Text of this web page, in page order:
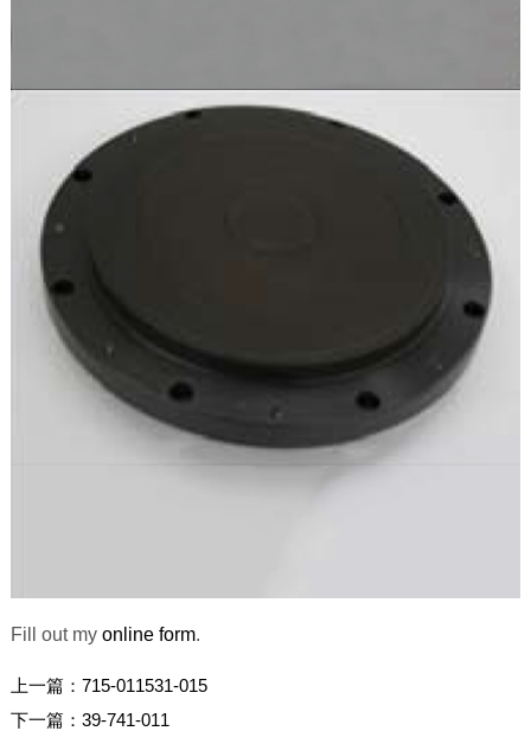
Fill out my online form.
上一篇： 715-011531-015
下一篇： 39-741-011